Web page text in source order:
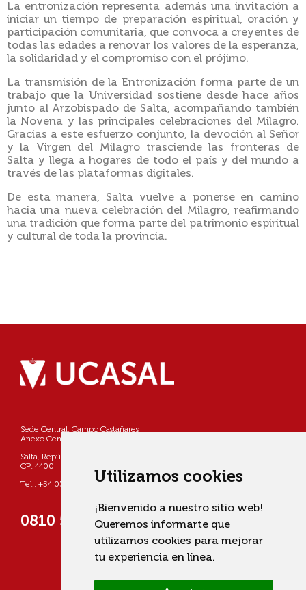
Utilizamos cookies
¡Bienvenido a nuestro sitio web!
Queremos informarte que
utilizamos cookies para mejorar
tu experiencia en línea.
La entronización representa además una invitación a
iniciar un tiempo de preparación espiritual, oración y
participación comunitaria, que convoca a creyentes de
todas las edades a renovar los valores de la esperanza,
la solidaridad y el compromiso con el prójimo.
La transmisión de la Entronización forma parte de un
trabajo que la Universidad sostiene desde hace años
junto al Arzobispado de Salta, acompañando también
la Novena y las principales celebraciones del Milagro.
Gracias a este esfuerzo conjunto, la devoción al Señor
y la Virgen del Milagro trasciende las fronteras de
Salta y llega a hogares de todo el país y del mundo a
través de las plataformas digitales.
De esta manera, Salta vuelve a ponerse en camino
hacia una nueva celebración del Milagro, reafirmando
una tradición que forma parte del patrimonio espiritual
y cultural de toda la provincia.
Sede Central: Campo Castañares
Anexo Centro: Pellegrini 790
Salta, República Argentina
CP: 4400
Tel.: +54 0387 4268800
0810 555 822725 (UCASAL)